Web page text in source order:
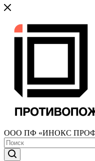
ООО ПФ «ИНОКС